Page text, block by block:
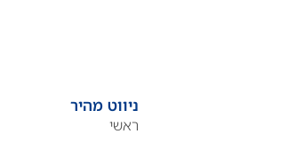
ניווט מהיר
ראשי